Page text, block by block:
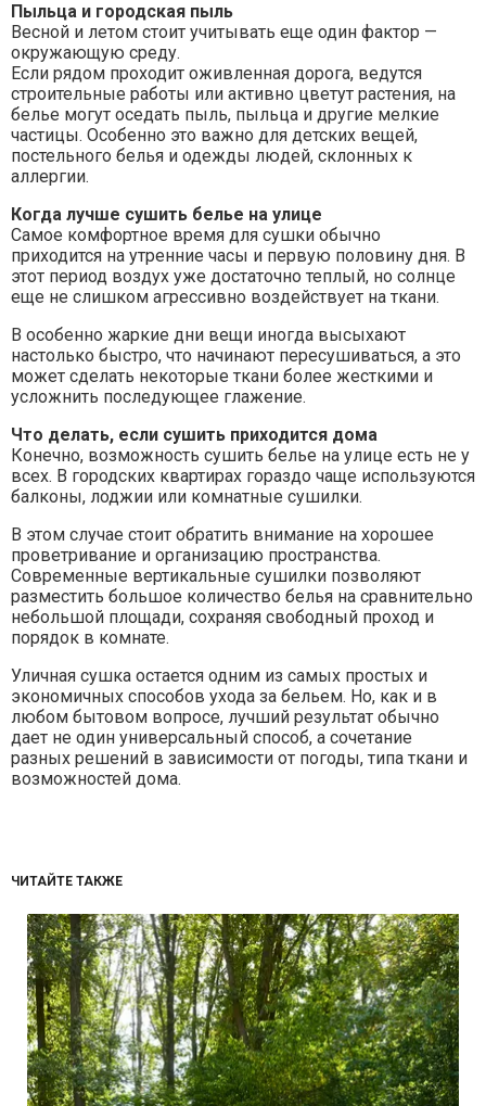
Пыльца и городская пыль
Весной и летом стоит учитывать еще один фактор —
окружающую среду.
Если рядом проходит оживленная дорога, ведутся
строительные работы или активно цветут растения, на
белье могут оседать пыль, пыльца и другие мелкие
частицы. Особенно это важно для детских вещей,
постельного белья и одежды людей, склонных к
аллергии.
Когда лучше сушить белье на улице
Самое комфортное время для сушки обычно
приходится на утренние часы и первую половину дня. В
этот период воздух уже достаточно теплый, но солнце
еще не слишком агрессивно воздействует на ткани.
В особенно жаркие дни вещи иногда высыхают
настолько быстро, что начинают пересушиваться, а это
может сделать некоторые ткани более жесткими и
усложнить последующее глажение.
Что делать, если сушить приходится дома
Конечно, возможность сушить белье на улице есть не у
всех. В городских квартирах гораздо чаще используются
балконы, лоджии или комнатные сушилки.
В этом случае стоит обратить внимание на хорошее
проветривание и организацию пространства.
Современные вертикальные сушилки позволяют
разместить большое количество белья на сравнительно
небольшой площади, сохраняя свободный проход и
порядок в комнате.
Уличная сушка остается одним из самых простых и
экономичных способов ухода за бельем. Но, как и в
любом бытовом вопросе, лучший результат обычно
дает не один универсальный способ, а сочетание
разных решений в зависимости от погоды, типа ткани и
возможностей дома.
ЧИТАЙТЕ ТАКЖЕ